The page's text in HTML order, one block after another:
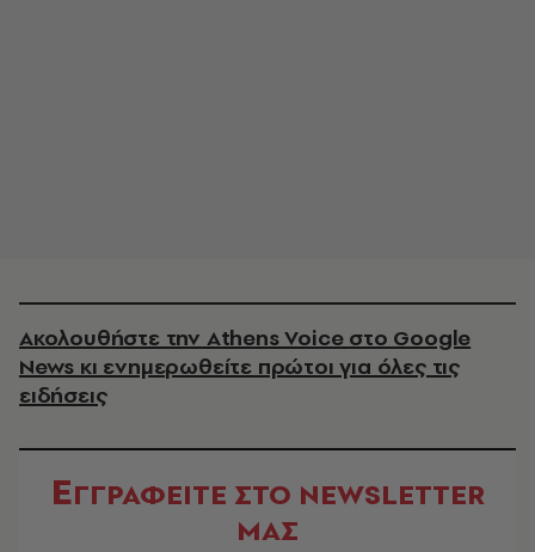
Ακολουθήστε την Athens Voice στο Google
News κι ενημερωθείτε πρώτοι για όλες τις
ειδήσεις
ΕΓΓΡΑΦΕΙΤΕ ΣΤΟ NEWSLETTER
ΜΑΣ